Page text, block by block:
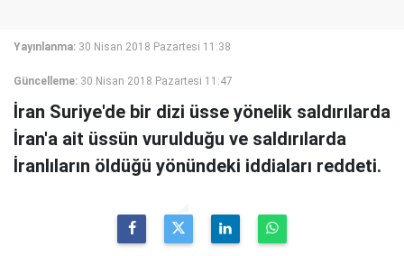
Yayınlanma: 30 Nisan 2018 Pazartesi 11:38
Güncelleme: 30 Nisan 2018 Pazartesi 11:47
İran Suriye'de bir dizi üsse yönelik saldırılarda
İran'a ait üssün vurulduğu ve saldırılarda
İranlıların öldüğü yönündeki iddiaları reddeti.